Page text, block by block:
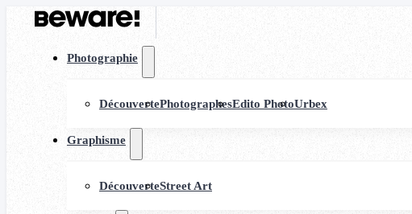
Photographie
DécouvertePhotographesEdito PhotoUrbex
Graphisme
DécouverteStreet Art